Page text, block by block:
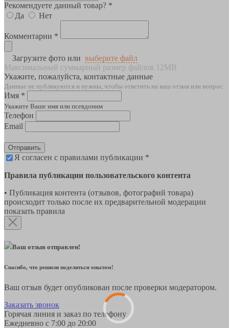
Рекомендуете данный товар? *
Да
Нет
Комментарии *
Загрузите фото или выберите файл
Максимальный суммарный размер файлов 12MB
Укажите, пожалуйста, контактные данные
Данные не публикуются и нужны, чтобы ответить на ваш отзыв или вопрос
Имя *
Укажите Ваше имя или псевдоним
Телефон
Email
Отправить
Я согласен с правилами публикации *
Правила публикации пользовательского контента
• Публикация контента (отзывов, фотографий товара)
происходит только после их предварительной модерации
показать правила
Ваш отзыв отправлен!
Спасибо, что решили поделиться опытом!
Ваш отзыв будет опубликован после проверки модератором.
Заказать звонок
Горячая линия и заказ по телефону
Ежедневно с 7:00 до 20:00